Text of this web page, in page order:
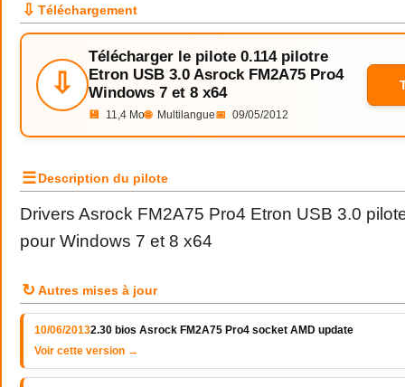
⇩ Téléchargement
⇩
Télécharger le pilote 0.114 pilotre
Etron USB 3.0 Asrock FM2A75 Pro4
Windows 7 et 8 x64
💾 11,4 Mo🌐 Multilangue📅 09/05/2012
☰Description du pilote
Drivers Asrock FM2A75 Pro4 Etron USB 3.0
pour Windows 7 et 8 x64
↻ Autres mises à jour
10/06/20132.30 bios Asrock FM2A75 Pro4 socket AMD update
Voir cette version →